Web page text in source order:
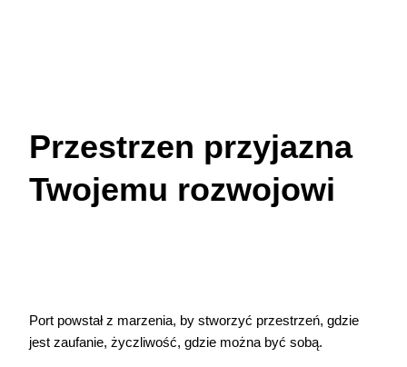
Przestrzen przyjazna
Twojemu rozwojowi
Port powstał z marzenia, by stworzyć przestrzeń, gdzie
jest zaufanie, życzliwość, gdzie można być sobą.